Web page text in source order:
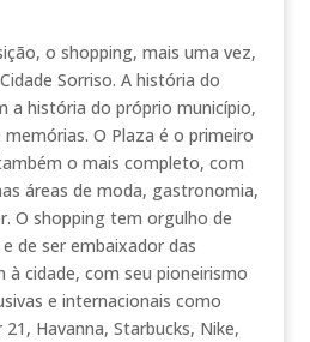
o shopping, mais uma vez,
Sorriso. A história do
a história do próprio município,
O Plaza é o primeiro
o mais completo, com
áreas de moda, gastronomia,
O shopping tem orgulho de
de ser embaixador das
à cidade, com seu pioneirismo
e internacionais como
21, Havanna, Starbucks, Nike,